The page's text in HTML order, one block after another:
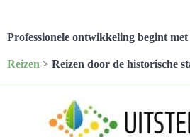
Professionele ontwikkeling begint
Reizen > Reizen door de historische